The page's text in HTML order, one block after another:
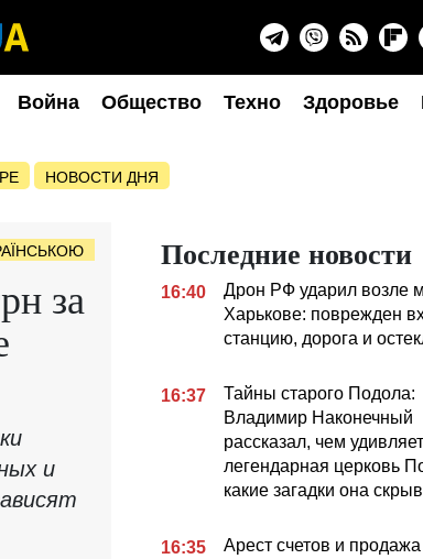
Война Общество Техно Здоровье
НОВОСТИ ДНЯ
за
и
Последние новости
16:40
Дрон РФ ударил возле
Харькове: поврежден
станцию, дорога и
16:37
Тайны старого Подола:
Владимир Наконечный
рассказал, чем удивляет
легендарная церковь
какие загадки она
16:35
Арест счетов и